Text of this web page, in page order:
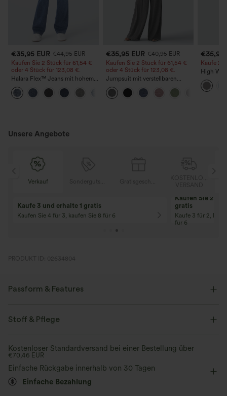
€35,95 EUR €44,95 EUR
Kaufen Sie 2 Stück für 61,54 €
oder 4 Stück für 123,08 €.
Halara Flex™ Jeans mit hohem
Bund und Taschen,
gewaschener, lässiger Bootcut
€35,95 EUR €40,95 EUR
Kaufen Sie 2 Stück für 61,54 €
oder 4 Stück für 123,08 €.
Jumpsuit mit verstellbaren
Trägern, gerafftem Detail,
weitem Bein und meliertem
Stoff, lässig, mit Taschen - Easy
€35,95
Kaufe 2,
High
Straight
Unsere Angebote
10% Rabatt
Ab einem Bestellwert von 107,00 €!
Code: Aug2026
12% Rabatt
Ab einem
Code: Aug2026
PRODUKT ID: 02634804
Passform & Features
mit mittlerem Bund
Stoff & Pflege
Kostenloser Standardversand bei einer Bestellung über
€70,46 EUR
Einfache Rückgabe innerhalb von 30 Tagen
Einfache Bezahlung